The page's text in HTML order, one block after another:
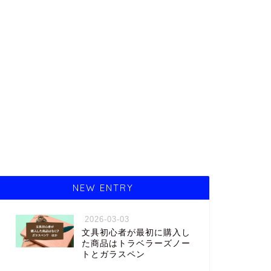
NEW ENTRY
2026-03-03
文具初心者が最初に購入し
た商品はトラベラーズノー
トとガラスペン